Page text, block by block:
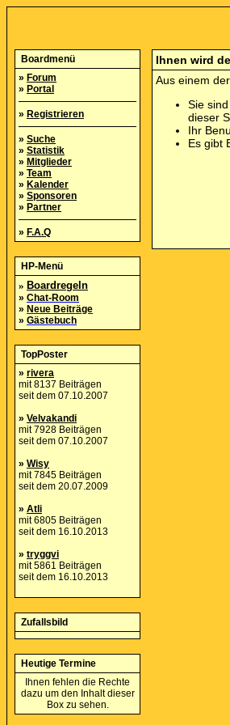
Boardmenü
» Forum
» Portal
» Registrieren
» Suche
» Statistik
» Mitglieder
» Team
» Kalender
» Sponsoren
» Partner
» F.A.Q
HP-Menü
» Boardregeln
» Chat-Room
» Neue Beiträge
» Gästebuch
TopPoster
» rivera
mit 8137 Beiträgen
seit dem 07.10.2007
» Velvakandi
mit 7928 Beiträgen
seit dem 07.10.2007
» Wisy
mit 7845 Beiträgen
seit dem 20.07.2009
» Atli
mit 6805 Beiträgen
seit dem 16.10.2013
» tryggvi
mit 5861 Beiträgen
seit dem 16.10.2013
Zufallsbild
Heutige Termine
Ihnen fehlen die Rechte
dazu um den Inhalt dieser
Box zu sehen.
Ihnen wird
Aus einem
Sie
dieser
Ihr
Es gibt